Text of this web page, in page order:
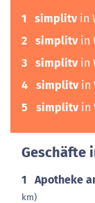
1 simplitvin
2 simplitvin
3 simplitvin
4 simplitvin
5 simplitvin
Geschäfte
1 Apotheke
km)